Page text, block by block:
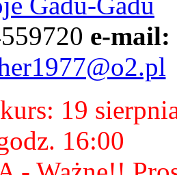
e-mail:
19
16:00